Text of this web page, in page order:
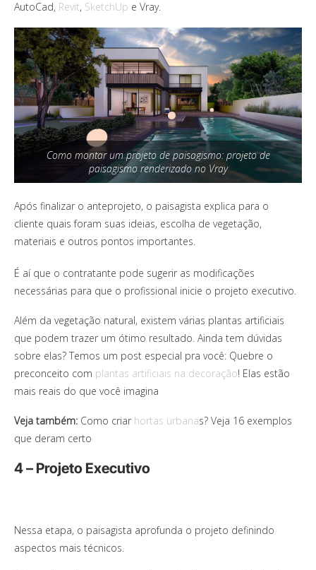
AutoCad, Revit, SketchUp e Vray.
Como montar um projeto de paisagismo: projeto de
paisagismo renderizado no Vray
Após finalizar o anteprojeto, o paisagista explica para o
cliente quais foram suas ideias, escolha de vegetação,
materiais e outros pontos importantes.
É aí que o contratante pode sugerir as modificações
necessárias para que o profissional inicie o projeto executivo.
Além da vegetação natural, existem várias plantas artificiais
que podem trazer um ótimo resultado. Ainda tem dúvidas
sobre elas? Temos um post especial pra você: Quebre o
preconceito com plantas artificiais na decoração! Elas estão
mais reais do que você imagina
Veja também: Como criar hortas urbanas? Veja 16 exemplos
que deram certo
4 – Projeto Executivo
Nessa etapa, o paisagista aprofunda o projeto definindo
aspectos mais técnicos.